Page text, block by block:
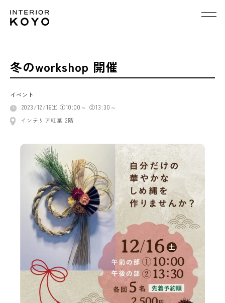
冬のworkshop 開催
イベント
2023/12/16㈯ ①10:00～ ②13:30～
インテリア紅葉 2階